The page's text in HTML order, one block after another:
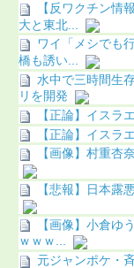
【反ワクチン情
大と東北...
ワイ「メシでも
橋も誘い...
水中で三時間生
リを開発
【正論】イスラ
【正論】イスラ
【画像】村重杏
【悲報】日本露
【画像】小倉ゆ
ｗｗｗ...
元ジャンポケ・